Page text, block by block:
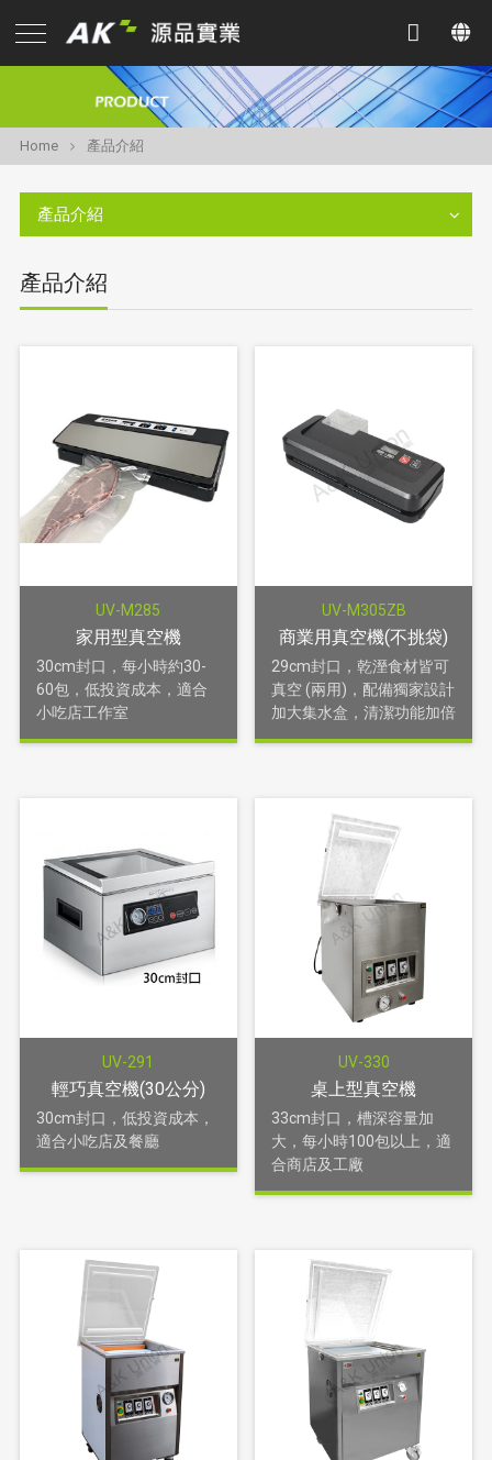
Home 產品介紹
產品介紹
產品介紹
UV-M285
家用型真空機
30cm封口，每小時約30-
60包，低投資成本，適合
小吃店工作室
UV-M305ZB
商業用真空機(不挑袋)
29cm封口，乾溼食材皆可
真空 (兩用)，配備獨家設計
加大集水盒，清潔功能加倍
UV-291
輕巧真空機(30公分)
30cm封口，低投資成本，
適合小吃店及餐廳
UV-330
桌上型真空機
33cm封口，槽深容量加
大，每小時100包以上，適
合商店及工廠